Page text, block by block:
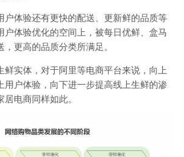
户体验还有更快的配送、更新鲜的品质等
户体验优化的空间上，被每日优鲜、盒马
更高的品质分类所满足。
鲜实体，对于阿里等电商平台来说，向上
用户体验，向下进一步提高线上生鲜的渗
电商同样如此。